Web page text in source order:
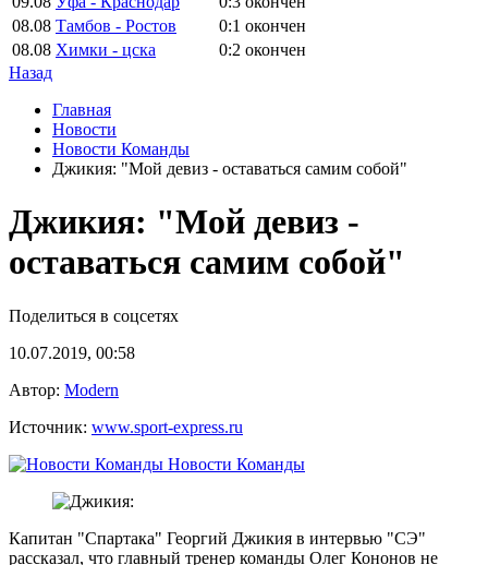
08.08 Тамбов - Ростов 0:1 окончен
08.08 Химки - цска 0:2 окончен
Назад
Главная
Новости
Новости Команды
Джикия: "Мой девиз - оставаться самим собой"
Джикия: "Мой девиз -
оставаться самим собой"
Поделиться в соцсетях
10.07.2019, 00:58
Автор: Modern
Источник: www.sport-express.ru
Новости Команды
Капитан "Спартака" Георгий Джикия в интервью "СЭ"
рассказал, что главный тренер команды Олег Кононов не